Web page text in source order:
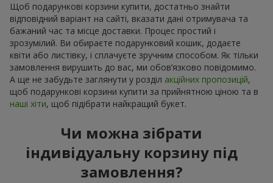
Щоб подарункові корзини купити, достатньо знайти
відповідний варіант на сайті, вказати дані отримувача та
бажаний час та місце доставки. Процес простий і
зрозумілий. Ви обираєте подарунковий кошик, додаєте
квіти або листівку, і сплачуєте зручним способом. Як тільки
замовлення вирушить до вас, ми обов’язково повідомимо.
А ще не забудьте заглянути у розділ акційних пропозицій,
щоб подарункові корзини купити за прийнятною ціною та в
наші хіти, щоб підібрати найкращий букет.
Чи можна зібрати
індивідуальну корзину під
замовлення?